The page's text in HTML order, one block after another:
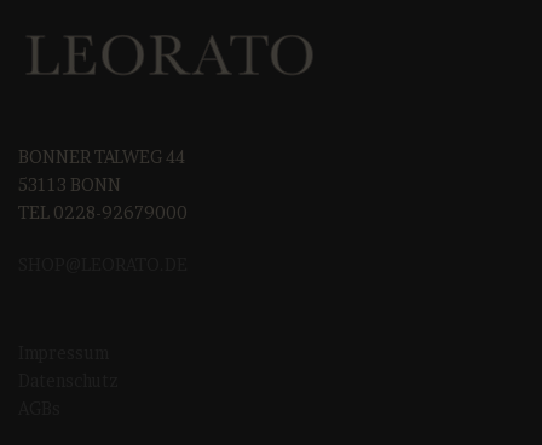
BONNER TALWEG 44
53113 BONN
TEL 0228-92679000